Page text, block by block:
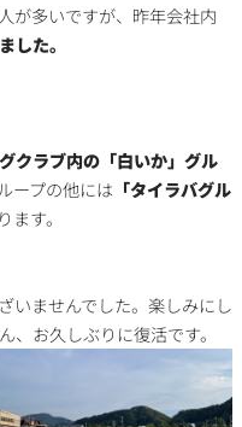
が多いですが、昨年会社内
した。
クラブ内の「白いか」グル
ープの他には 「タイラバグル
ます。
いませんでした。楽しみにし
、お久しぶりに復活です。